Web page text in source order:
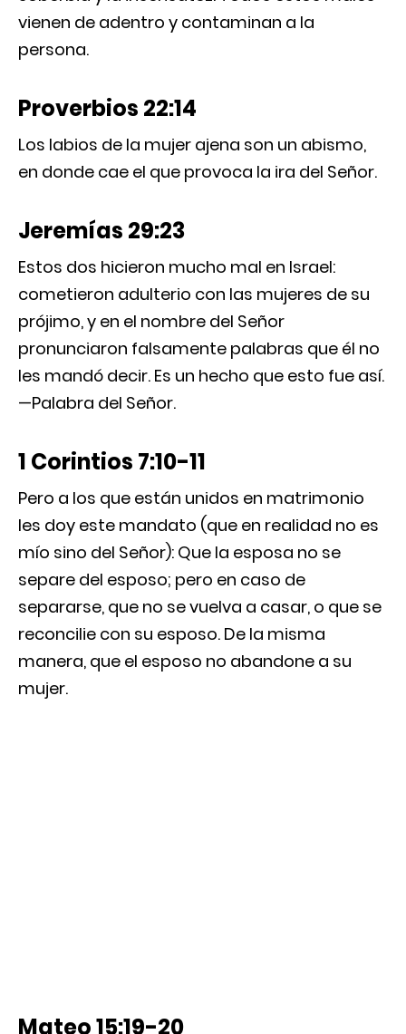
vienen de adentro y contaminan a la
persona.
Proverbios 22:14
Los labios de la mujer ajena son un abismo,
en donde cae el que provoca la ira del Señor.
Jeremías 29:23
Estos dos hicieron mucho mal en Israel:
cometieron adulterio con las mujeres de su
prójimo, y en el nombre del Señor
pronunciaron falsamente palabras que él no
les mandó decir. Es un hecho que esto fue así.
—Palabra del Señor.
1 Corintios 7:10-11
Pero a los que están unidos en matrimonio
les doy este mandato (que en realidad no es
mío sino del Señor): Que la esposa no se
separe del esposo; pero en caso de
separarse, que no se vuelva a casar, o que se
reconcilie con su esposo. De la misma
manera, que el esposo no abandone a su
mujer.
Mateo 15:19-20